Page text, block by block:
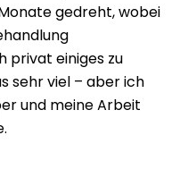
gedreht, wobei
privat einiges zu
sehr viel – aber ich
und meine Arbeit